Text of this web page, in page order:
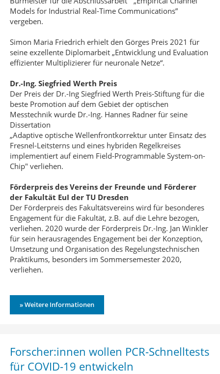
Models for Industrial Real-Time Communications”
vergeben.
Simon Maria Friedrich erhielt den Görges Preis 2021 für
seine exzellente Diplomarbeit „Entwicklung und Evaluation
effizienter Multiplizierer für neuronale Netze“.
Dr.-Ing. Siegfried Werth Preis
Der Preis der Dr.-Ing Siegfried Werth Preis-Stiftung für die
beste Promotion auf dem Gebiet der optischen
Messtechnik wurde Dr.-Ing. Hannes Radner für seine
Dissertation
„Adaptive optische Wellenfrontkorrektur unter Einsatz des
Fresnel-Leitsterns und eines hybriden Regelkreises
implementiert auf einem Field-Programmable System-on-
Chip" verliehen.
Förderpreis des Vereins der Freunde und Förderer
der Fakultät EuI der TU Dresden
Der Förderpreis des Fakultätsvereins wird für besonderes
Engagement für die Fakultät, z.B. auf die Lehre bezogen,
verliehen. 2020 wurde der Förderpreis Dr.-Ing. Jan Winkler
für sein herausragendes Engagement bei der Konzeption,
Umsetzung und Organisation des Regelungstechnischen
Praktikums, besonders im Sommersemester 2020,
verliehen.
» Weitere Informationen
Forscher:innen wollen PCR-Schnelltests
für COVID-19 entwickeln